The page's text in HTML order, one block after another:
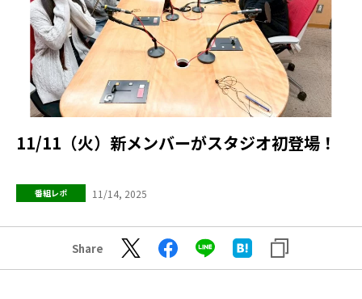
11/11（火）新メンバーがスタジオ初登場！
番組レポ 11/14, 2025
Share